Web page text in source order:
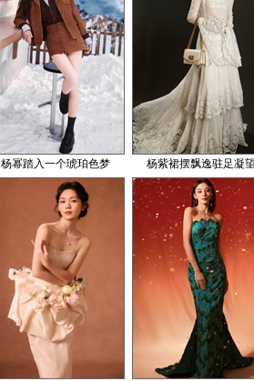
杨幂踏入一个琥珀色梦 杨紫裙摆飘逸驻足凝望